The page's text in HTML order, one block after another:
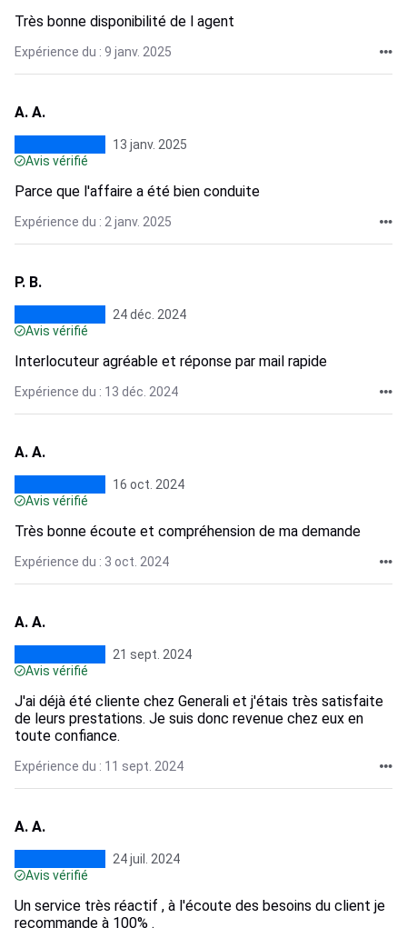
Très bonne disponibilité de l agent
Expérience du : 9 janv. 2025
A. A.
13 janv. 2025
Avis vérifié
Parce que l'affaire a été bien conduite
Expérience du : 2 janv. 2025
P. B.
24 déc. 2024
Avis vérifié
Interlocuteur agréable et réponse par mail rapide
Expérience du : 13 déc. 2024
A. A.
16 oct. 2024
Avis vérifié
Très bonne écoute et compréhension de ma demande
Expérience du : 3 oct. 2024
A. A.
21 sept. 2024
Avis vérifié
J'ai déjà été cliente chez Generali et j'étais très satisfaite
de leurs prestations. Je suis donc revenue chez eux en
toute confiance.
Expérience du : 11 sept. 2024
A. A.
24 juil. 2024
Avis vérifié
Un service très réactif , à l'écoute des besoins du client je
recommande à 100% .